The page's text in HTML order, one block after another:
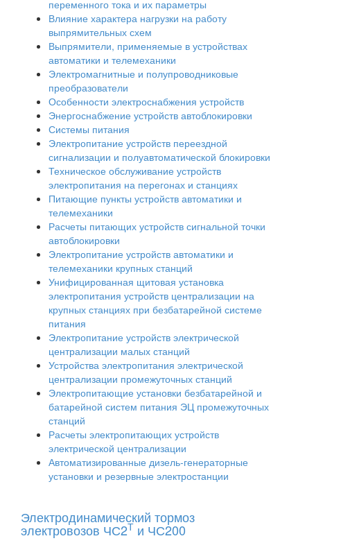
переменного тока и их параметры
Влияние характера нагрузки на работу
выпрямительных схем
Выпрямители, применяемые в устройствах
автоматики и телемеханики
Электромагнитные и полупроводниковые
преобразователи
Особенности электроснабжения устройств
Энергоснабжение устройств автоблокировки
Системы питания
Электропитание устройств переездной
сигнализации и полуавтоматической блокировки
Техническое обслуживание устройств
электропитания на перегонах и станциях
Питающие пункты устройств автоматики и
телемеханики
Расчеты питающих устройств сигнальной точки
автоблокировки
Электропитание устройств автоматики и
телемеханики крупных станций
Унифицированная щитовая установка
электропитания устройств централизации на
крупных станциях при безбатарейной системе
питания
Электропитание устройств электрической
централизации малых станций
Устройства электропитания электрической
централизации промежуточных станций
Электропитающие установки безбатарейной и
батарейной систем питания ЭЦ промежуточных
станций
Расчеты электропитающих устройств
электрической централизации
Автоматизированные дизель-генераторные
установки и резервные электростанции
Электродинамический тормоз
электровозов ЧС2Т и ЧС200